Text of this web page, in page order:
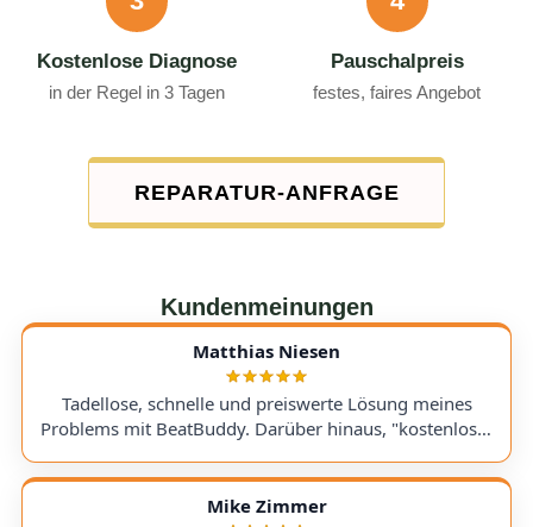
Kostenlose Diagnose
in der Regel in 3 Tagen
Pauschalpreis
festes, faires Angebot
REPARATUR-ANFRAGE
Kundenmeinungen
Matthias Niesen
Tadellose, schnelle und preiswerte Lösung meines
Problems mit BeatBuddy. Darüber hinaus, "kostenloser
bringe. Kommunikation lief hervorragend und die
Rücksendung meines Gerätes ging schnell und
Mike Zimmer